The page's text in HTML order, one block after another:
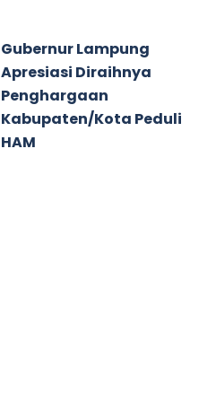
Gubernur Lampung
Apresiasi Diraihnya
Penghargaan
Kabupaten/Kota Peduli
HAM